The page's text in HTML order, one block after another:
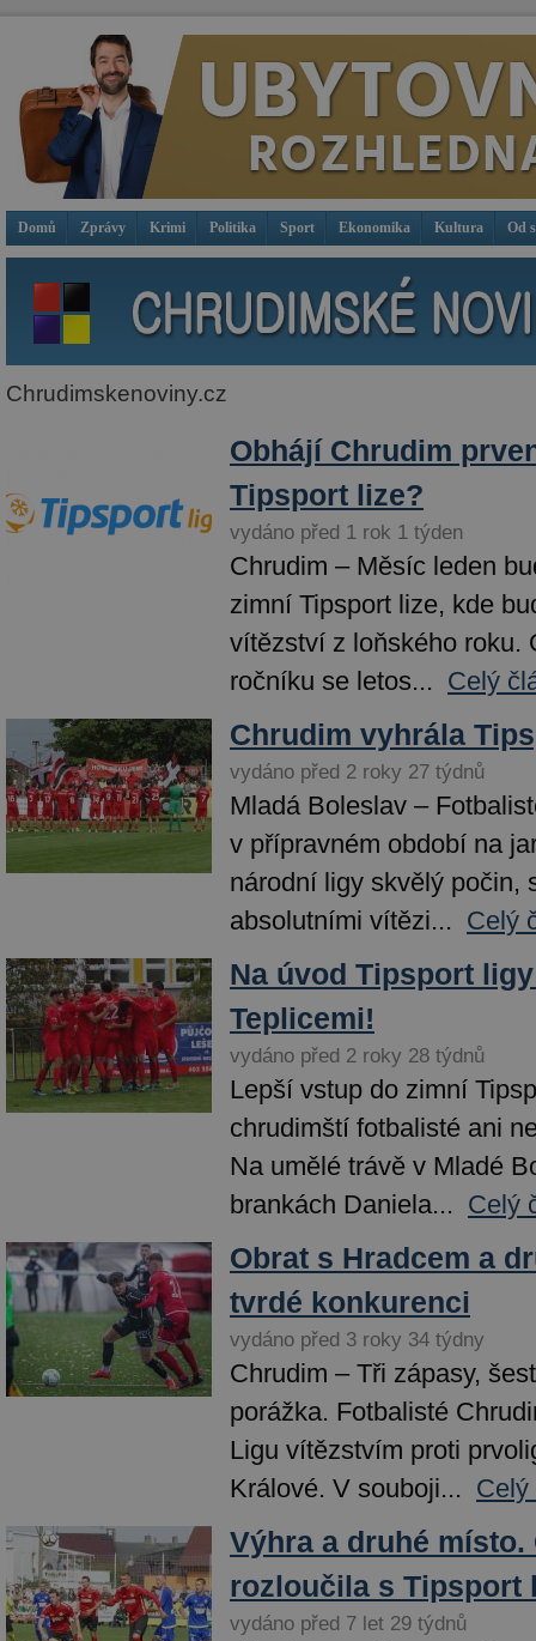
Domů Zprávy Krimi Politika Sport Ekonomika Kultura Od
Chrudimskenoviny.cz
Obhájí Chrudim
Tipsport lize?
vydáno před 1 rok 1 týden
Chrudim – Měsíc leden
zimní Tipsport lize, kde
vítězství z loňského roku.
ročníku se letos... Celý
Chrudim vyhrála
vydáno před 2 roky 27 týdnů
Mladá Boleslav –
v přípravném období na
národní ligy skvělý počin,
absolutními vítězi... Celý
Na úvod Tipsport
Teplicemi!
vydáno před 2 roky 28 týdnů
Lepší vstup do zimní
chrudimští fotbalisté ani
Na umělé trávě v Mladé
brankách Daniela... Celý
Obrat s Hradcem a
tvrdé konkurenci
vydáno před 3 roky 34 týdny
Chrudim – Tři zápasy,
porážka. Fotbalisté
Ligu vítězstvím proti
Králové. V souboji... Celý
Výhra a druhé místo.
rozloučila s Tipsport
vydáno před 7 let 29 týdnů